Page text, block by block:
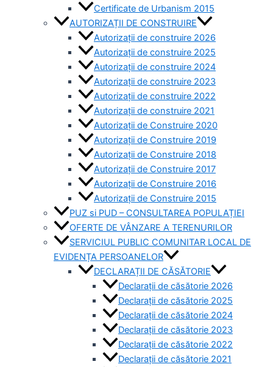
Certificate de Urbanism 2015
AUTORIZAȚII DE CONSTRUIRE
Autorizații de construire 2026
Autorizații de construire 2025
Autorizații de construire 2024
Autorizații de construire 2023
Autorizații de construire 2022
Autorizații de construire 2021
Autorizații de Construire 2020
Autorizații de Construire 2019
Autorizaţii de Construire 2018
Autorizaţii de Construire 2017
Autorizaţii de Construire 2016
Autorizaţii de Construire 2015
PUZ si PUD – CONSULTAREA POPULAȚIEI
OFERTE DE VÂNZARE A TERENURILOR
SERVICIUL PUBLIC COMUNITAR LOCAL DE
EVIDENȚA PERSOANELOR
DECLARAȚII DE CĂSĂTORIE
Declarații de căsătorie 2026
Declarații de căsătorie 2025
Declarații de căsătorie 2024
Declarații de căsătorie 2023
Declarații de căsătorie 2022
Declarații de căsătorie 2021